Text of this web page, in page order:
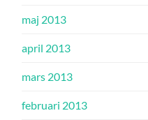
maj 2013
april 2013
mars 2013
februari 2013